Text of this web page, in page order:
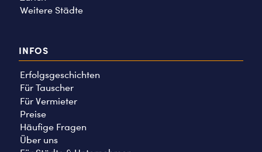
Weitere Städte
INFOS
Erfolgsgeschichten
Für Tauscher
Für Vermieter
Preise
Häufige Fragen
Über uns